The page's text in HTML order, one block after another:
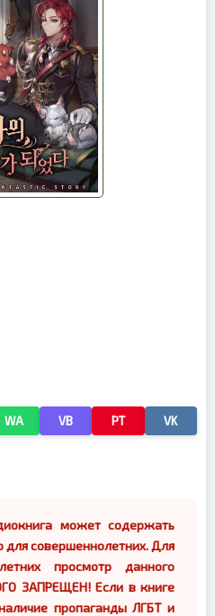
WA VB PT VK
может содержать
для совершеннолетних. Для
просмотр данного
ЗАПРЕЩЕН! Если в книге
пропаганды ЛГБТ и